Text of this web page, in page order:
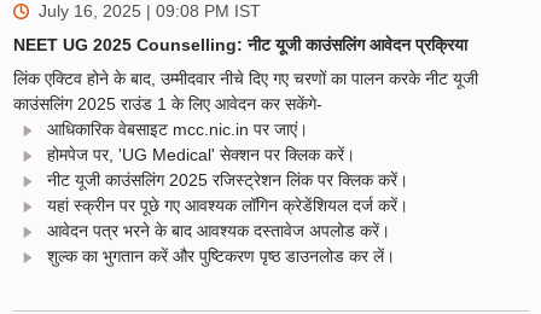
July 16, 2025 | 09:08 PM IST
NEET UG 2025 Counselling: नीट यूजी काउंसलिंग आवेदन प्रक्रिया
लिंक एक्टिव होने के बाद, उम्मीदवार नीचे दिए गए चरणों का पालन करके नीट यूजी
काउंसलिंग 2025 राउंड 1 के लिए आवेदन कर सकेंगे-
आधिकारिक वेबसाइट mcc.nic.in पर जाएं।
होमपेज पर, 'UG Medical' सेक्शन पर क्लिक करें।
नीट यूजी काउंसलिंग 2025 रजिस्ट्रेशन लिंक पर क्लिक करें।
यहां स्क्रीन पर पूछे गए आवश्यक लॉगिन क्रेडेंशियल दर्ज करें।
आवेदन पत्र भरने के बाद आवश्यक दस्तावेज अपलोड करें।
शुल्क का भुगतान करें और पुष्टिकरण पृष्ठ डाउनलोड कर लें।